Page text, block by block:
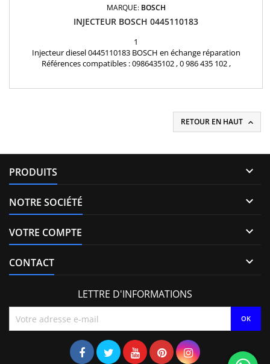
MARQUE: BOSCH
INJECTEUR BOSCH 0445110183
1
Injecteur diesel 0445110183 BOSCH en échange réparation
Références compatibles : 0986435102 , 0 986 435 102 ,
RETOUR EN HAUT 
PRODUITS 
NOTRE SOCIÉTÉ 
VOTRE COMPTE 
CONTACT 
LETTRE D'INFORMATIONS